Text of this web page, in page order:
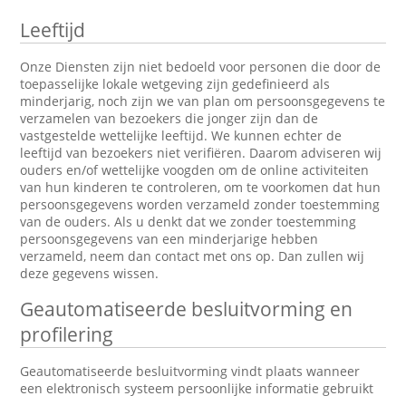
Leeftijd
Onze Diensten zijn niet bedoeld voor personen die door de
toepasselijke lokale wetgeving zijn gedefinieerd als
minderjarig, noch zijn we van plan om persoonsgegevens te
verzamelen van bezoekers die jonger zijn dan de
vastgestelde wettelijke leeftijd. We kunnen echter de
leeftijd van bezoekers niet verifiëren. Daarom adviseren wij
ouders en/of wettelijke voogden om de online activiteiten
van hun kinderen te controleren, om te voorkomen dat hun
persoonsgegevens worden verzameld zonder toestemming
van de ouders. Als u denkt dat we zonder toestemming
persoonsgegevens van een minderjarige hebben
verzameld, neem dan contact met ons op. Dan zullen wij
deze gegevens wissen.
Geautomatiseerde besluitvorming en
profilering
Geautomatiseerde besluitvorming vindt plaats wanneer
een elektronisch systeem persoonlijke informatie gebruikt